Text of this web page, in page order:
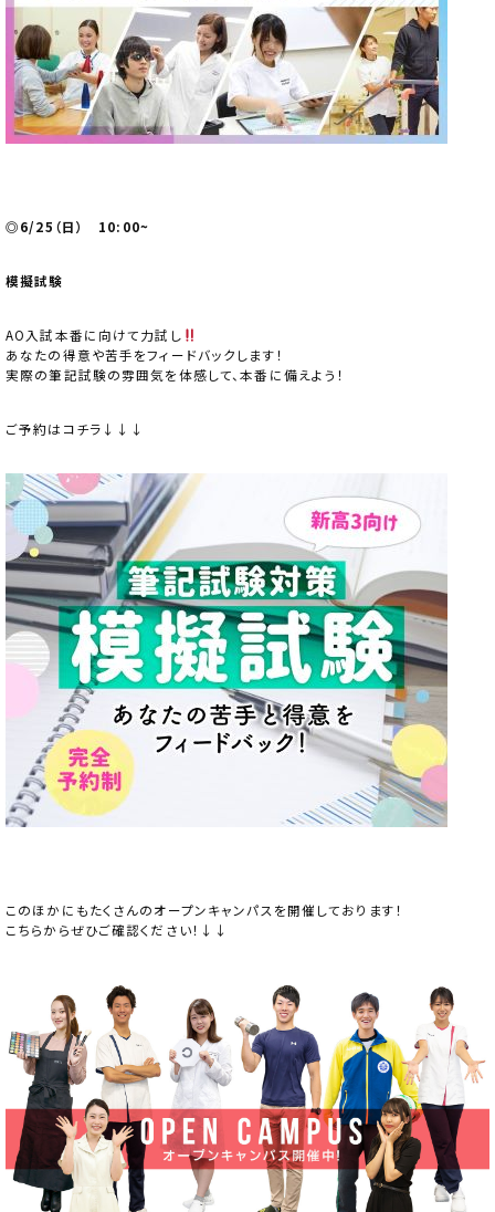
◎6/25（日） 10:00~
模擬試験
AO入試本番に向けて力試し
あなたの得意や苦手をフィードバックします！
実際の筆記試験の雰囲気を体感して、本番に備えよう！
ご予約はコチラ↓↓↓
このほかにもたくさんのオープンキャンパスを開催しております！
こちらからぜひご確認ください！↓↓